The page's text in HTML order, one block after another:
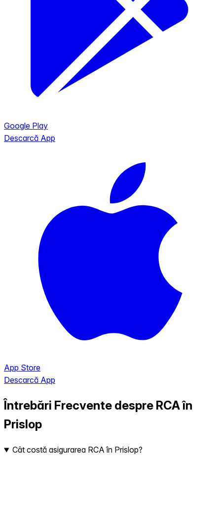
Google Play
Descarcă App
App Store
Descarcă App
Întrebări Frecvente despre RCA în
Prislop
Cât costă asigurarea RCA în Prislop?